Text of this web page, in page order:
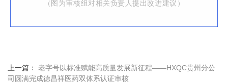
（图为审核组对相关负责人提出改进建议）
上一篇： 老字号以标准赋能高质量发展新征程——HXQC贵州分公
司圆满完成德昌祥医药双体系认证审核